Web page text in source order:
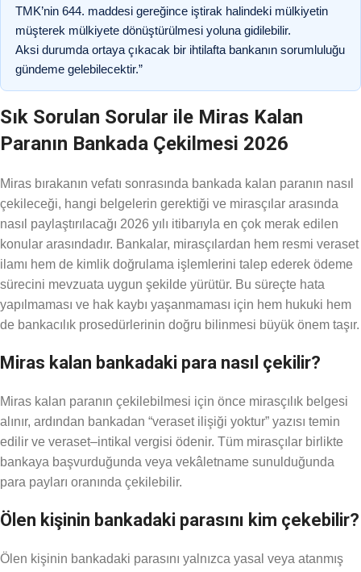
TMK’nin 644. maddesi gereğince iştirak halindeki mülkiyetin
müşterek mülkiyete dönüştürülmesi yoluna gidilebilir.
Aksi durumda ortaya çıkacak bir ihtilafta bankanın sorumluluğu
gündeme gelebilecektir.”
Sık Sorulan Sorular ile Miras Kalan
Paranın Bankada Çekilmesi 2026
Miras bırakanın vefatı sonrasında bankada kalan paranın nasıl
çekileceği, hangi belgelerin gerektiği ve mirasçılar arasında
nasıl paylaştırılacağı 2026 yılı itibarıyla en çok merak edilen
konular arasındadır. Bankalar, mirasçılardan hem resmi veraset
ilamı hem de kimlik doğrulama işlemlerini talep ederek ödeme
sürecini mevzuata uygun şekilde yürütür. Bu süreçte hata
yapılmaması ve hak kaybı yaşanmaması için hem hukuki hem
de bankacılık prosedürlerinin doğru bilinmesi büyük önem taşır.
Miras kalan bankadaki para nasıl çekilir?
Miras kalan paranın çekilebilmesi için önce mirasçılık belgesi
alınır, ardından bankadan “veraset ilişiği yoktur” yazısı temin
edilir ve veraset–intikal vergisi ödenir. Tüm mirasçılar birlikte
bankaya başvurduğunda veya vekâletname sunulduğunda
para payları oranında çekilebilir.
Ölen kişinin bankadaki parasını kim çekebilir?
Ölen kişinin bankadaki parasını yalnızca yasal veya atanmış